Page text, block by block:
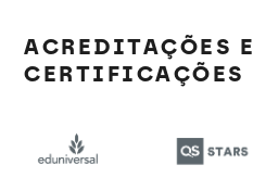
ACREDITAÇÕES E
CERTIFICAÇÕES